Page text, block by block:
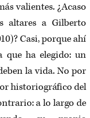
valientes. ¿Acaso
altares a Gilberto
Casi, porque ahí
que ha elegido: un
la vida. No por
historiográfico del
a lo largo de